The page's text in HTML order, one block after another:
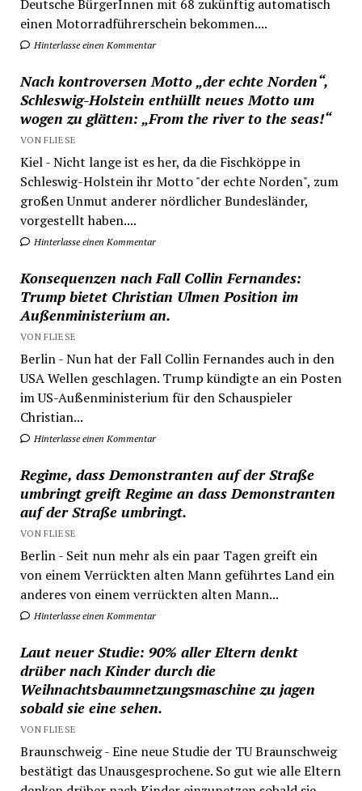
Deutsche BürgerInnen mit 68 zukünftig automatisch
einen Motorradführerschein bekommen....
Hinterlasse einen Kommentar
Nach kontroversen Motto „der echte Norden“,
Schleswig-Holstein enthüllt neues Motto um
wogen zu glätten: „From the river to the seas!“
VON FLIESE
Kiel - Nicht lange ist es her, da die Fischköppe in
Schleswig-Holstein ihr Motto "der echte Norden", zum
großen Unmut anderer nördlicher Bundesländer,
vorgestellt haben....
Hinterlasse einen Kommentar
Konsequenzen nach Fall Collin Fernandes:
Trump bietet Christian Ulmen Position im
Außenministerium an.
VON FLIESE
Berlin - Nun hat der Fall Collin Fernandes auch in den
USA Wellen geschlagen. Trump kündigte an ein Posten
im US-Außenministerium für den Schauspieler
Christian...
Hinterlasse einen Kommentar
Regime, dass Demonstranten auf der Straße
umbringt greift Regime an dass Demonstranten
auf der Straße umbringt.
VON FLIESE
Berlin - Seit nun mehr als ein paar Tagen greift ein
von einem Verrückten alten Mann geführtes Land ein
anderes von einem verrückten alten Mann...
Hinterlasse einen Kommentar
Laut neuer Studie: 90% aller Eltern denkt
drüber nach Kinder durch die
Weihnachtsbaumnetzungsmaschine zu jagen
sobald sie eine sehen.
VON FLIESE
Braunschweig - Eine neue Studie der TU Braunschweig
bestätigt das Unausgesprochene. So gut wie alle Eltern